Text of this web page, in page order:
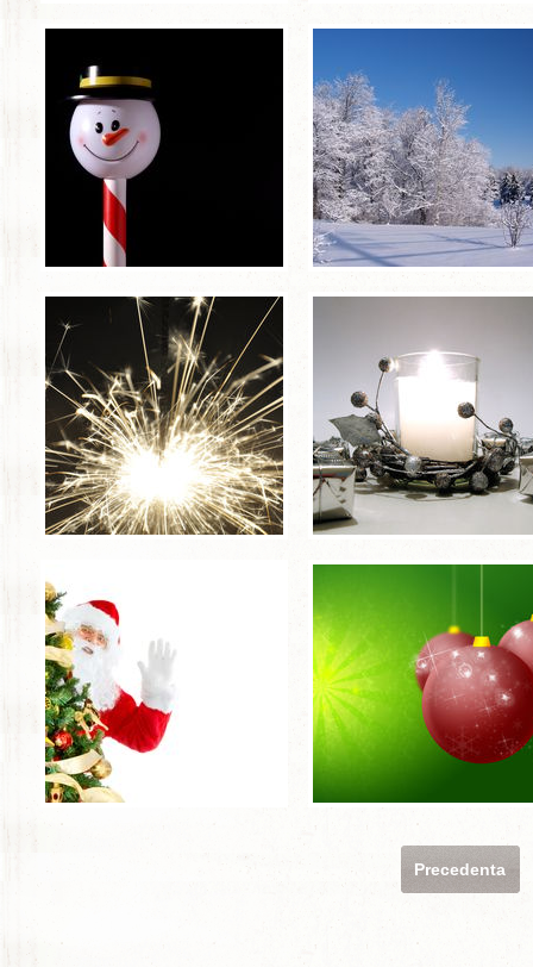
Precedenta